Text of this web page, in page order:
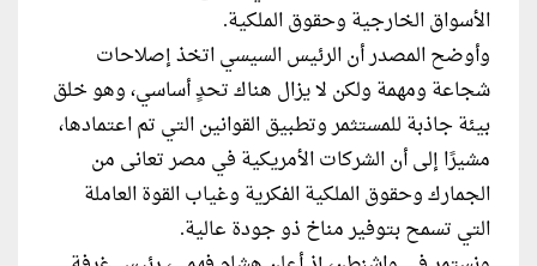
الأسواق الخارجية وحقوق الملكية.
وأوضح المصدر أن الرئيس السيسي اتخذ إصلاحات
شجاعة ومهمة ولكن لا يزال هناك تحدٍ أساسي، وهو خلق
بيئة جاذبة للمستثمر وتطبيق القوانين التي تم اعتمادها،
مشيرًا إلى أن الشركات الأمريكية في مصر تعانى من
الجمارك وحقوق الملكية الفكرية وغياب القوة العاملة
التي تسمح بتوفير مناخ ذو جودة عالية.